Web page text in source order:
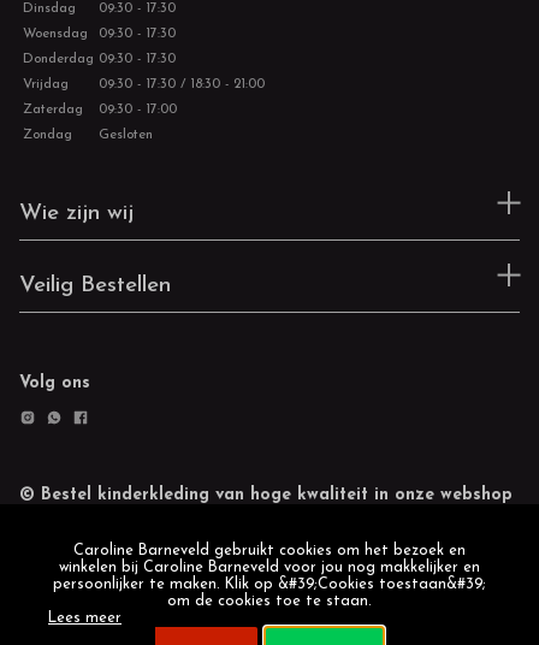
Dinsdag
09:30 - 17:30
Woensdag
09:30 - 17:30
Donderdag 09:30 - 17:30
Vrijdag
09:30 - 17:30 / 18:30 - 21:00
Zaterdag
09:30 - 17:00
Zondag
Gesloten
Wie zijn wij
Veilig Bestellen
Volg ons
© Bestel kinderkleding van hoge kwaliteit in onze webshop
Caroline Barneveld gebruikt cookies om het bezoek en
winkelen bij Caroline Barneveld voor jou nog makkelijker en
persoonlijker te maken. Klik op &#39;Cookies toestaan&#39;
om de cookies toe te staan.
Lees meer